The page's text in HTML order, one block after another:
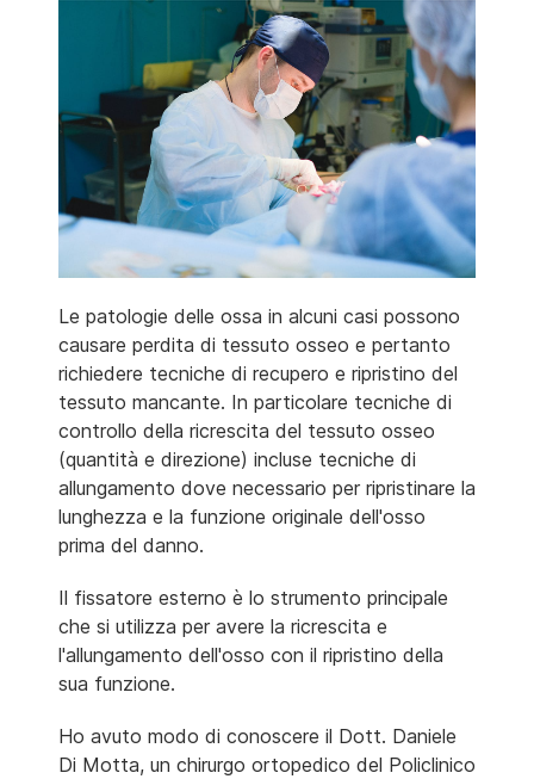
Le patologie delle ossa in alcuni casi possono
causare perdita di tessuto osseo e pertanto
richiedere tecniche di recupero e ripristino del
tessuto mancante. In particolare tecniche di
controllo della ricrescita del tessuto osseo
(quantità e direzione) incluse tecniche di
allungamento dove necessario per ripristinare la
lunghezza e la funzione originale dell'osso
prima del danno.
Il fissatore esterno è lo strumento principale
che si utilizza per avere la ricrescita e
l'allungamento dell'osso con il ripristino della
sua funzione.
Ho avuto modo di conoscere il Dott. Daniele
Di Motta, un chirurgo ortopedico del Policlinico